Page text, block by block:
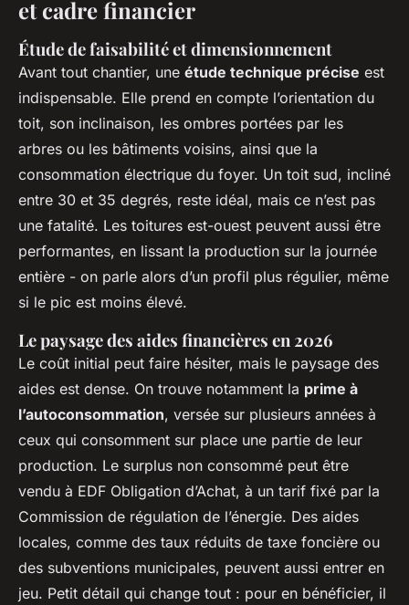
et cadre financier
Étude de faisabilité et dimensionnement
Avant tout chantier, une étude technique précise est
indispensable. Elle prend en compte l’orientation du
toit, son inclinaison, les ombres portées par les
arbres ou les bâtiments voisins, ainsi que la
consommation électrique du foyer. Un toit sud, incliné
entre 30 et 35 degrés, reste idéal, mais ce n’est pas
une fatalité. Les toitures est-ouest peuvent aussi être
performantes, en lissant la production sur la journée
entière - on parle alors d’un profil plus régulier, même
si le pic est moins élevé.
Le paysage des aides financières en 2026
Le coût initial peut faire hésiter, mais le paysage des
aides est dense. On trouve notamment la prime à
l’autoconsommation, versée sur plusieurs années à
ceux qui consomment sur place une partie de leur
production. Le surplus non consommé peut être
vendu à EDF Obligation d’Achat, à un tarif fixé par la
Commission de régulation de l’énergie. Des aides
locales, comme des taux réduits de taxe foncière ou
des subventions municipales, peuvent aussi entrer en
jeu. Petit détail qui change tout : pour en bénéficier, il